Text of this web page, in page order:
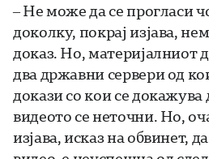
– Не може да се прогласи
доколку, покрај изјава,
доказ. Но, материјалниот
два државни сервери од
докази со кои се
видеото се неточни. Но,
изјава, исказ на обвинет,